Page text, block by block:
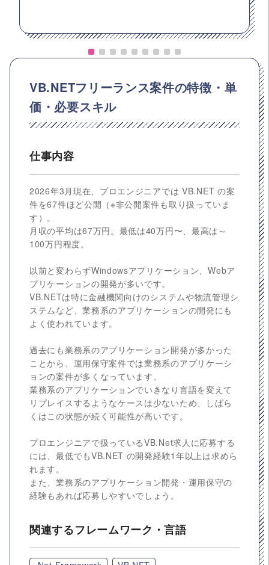
VB.NETフリーランス案件の特徴・単
価・必要スキル
仕事内容
2026年3月現在、プロエンジニアでは VB.NET の案
件を67件ほど公開（※非公開案件も取り扱っていま
す）。
月収の平均は67万円。最低は40万円〜、最高は～
100万円程度。
以前と変わらずWindowsアプリケーション、Webア
プリケーションの開発が多いです。
VB.NETは特に金融機関向けのシステムや物流管理シ
ステムなど、業務系のアプリケーションの開発にも
よく使われています。
過去にも業務系のアプリケーション開発が多かった
ことから、運用保守案件では業務系のアプリケーシ
ョンの案件が多くなっています。
業務系のアプリケーションでいきなり言語を変えて
リプレイスするようなケースは少ないため、しばら
くはこの状態が続く可能性が高いです。
プロエンジニアで扱っているVB.Net求人に応募する
には、最低でもVB.NET の開発経験1年以上は求めら
れます。
また、業務系のアプリケーション開発・運用保守の
経験もあれば応募しやすいでしょう。
関連するフレームワーク・言語